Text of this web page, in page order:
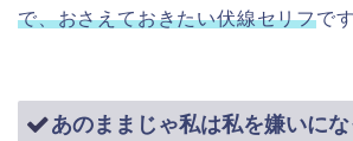
で、おさえておきたい伏線セリフで
あのままじゃ私は私を嫌いに